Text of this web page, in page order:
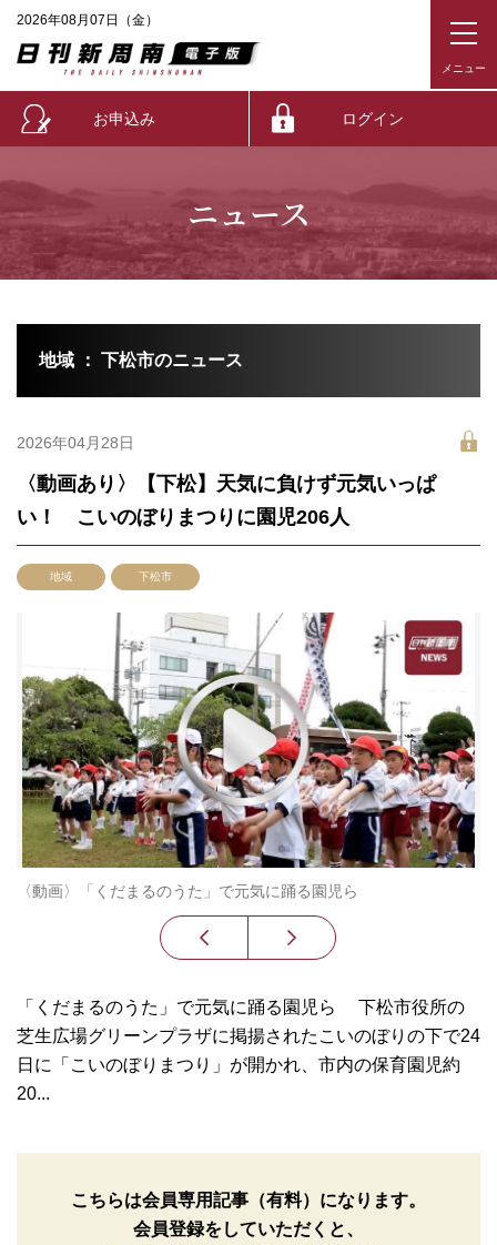
2026年08月07日（金）
お申込み ログイン
ニュース
地域 ： 下松市のニュース
2026年04月28日
〈動画あり〉【下松】天気に負けず元気いっぱ
い！ こいのぼりまつりに園児206人
地域 下松市
〈動画〉「くだまるのうた」で元気に踊る園児ら
「くだまるのうた」で元気に踊る園児ら 下松市役所の
芝生広場グリーンプラザに掲揚されたこいのぼりの下で24
日に「こいのぼりまつり」が開かれ、市内の保育園児約
20...
こちらは会員専用記事（有料）になります。
会員登録をしていただくと、